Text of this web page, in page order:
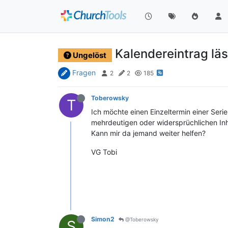
Ungelöst Kalendereintrag
Fragen 2 2 185
T Toberowsky
Ich möchte einen Einzeltermin einer
mehrdeutigen oder widersprüchlichen
Kann mir da jemand weiter helfen?
VG Tobi
Simon2 @Toberowsky